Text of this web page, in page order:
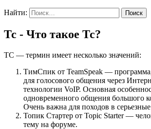
Найти:
Тс - Что такое Тс?
ТС — термин имеет несколько значений:
ТимСпик от TeamSpeak —
для голосового общения через
технологии VoIP. Основная
одновременного общения большого
Очень важна для походов в
Топик Стартер от Topic Starter —
тему на форуме.